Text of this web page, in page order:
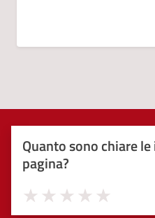
Quanto sono chiare
pagina?
Valuta 5
Valuta 4 stelle
Valuta 3 stelle su 5
Valuta 2 stelle su 5
Valuta 1 stelle su 5